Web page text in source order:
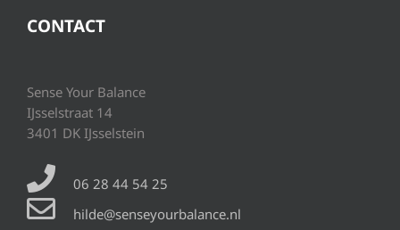
CONTACT
Sense Your Balance
IJsselstraat 14
3401 DK IJsselstein
06 28 44 54 25
hilde@senseyourbalance.nl